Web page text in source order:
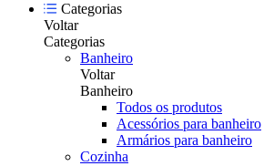
Categorias
Voltar
Categorias
Banheiro
Voltar
Banheiro
Todos os produtos
Acessórios para banheiro
Armários para banheiro
Cozinha